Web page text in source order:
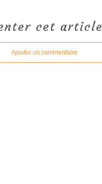
cet article
Ajouter un commentaire